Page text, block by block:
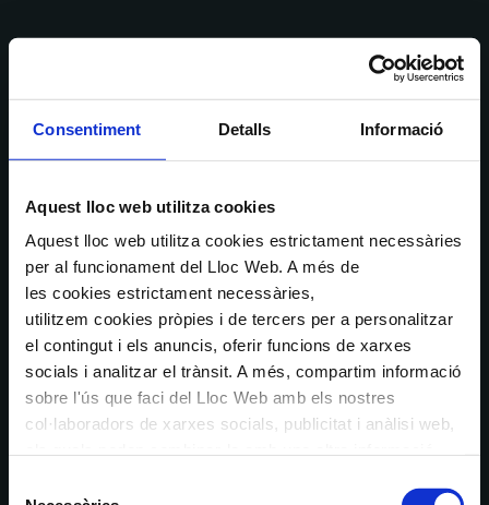
Consentiment Detalls Informació
Aquest lloc web utilitza cookies
Aquest lloc web utilitza cookies estrictament necessàries
per al funcionament del Lloc Web. A més de
les cookies estrictament necessàries,
utilitzem cookies pròpies i de tercers per a personalitzar
el contingut i els anuncis, oferir funcions de xarxes
socials i analitzar el trànsit. A més, compartim informació
sobre l'ús que faci del Lloc Web amb els nostres
col·laboradors de xarxes socials, publicitat i anàlisi web,